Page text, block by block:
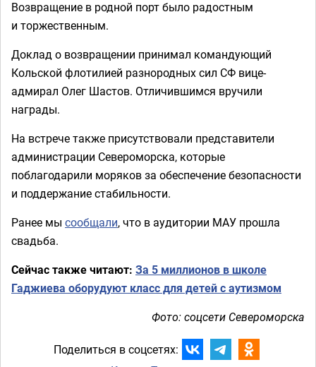
Возвращение в родной порт было радостным
и торжественным.
Доклад о возвращении принимал командующий
Кольской флотилией разнородных сил СФ вице-
адмирал Олег Шастов. Отличившимся вручили
награды.
На встрече также присутствовали представители
администрации Североморска, которые
поблагодарили моряков за обеспечение безопасности
и поддержание стабильности.
Ранее мы сообщали, что в аудитории МАУ прошла
свадьба.
Сейчас также читают: За 5 миллионов в школе
Гаджиева оборудуют класс для детей с аутизмом
Фото: соцсети Североморска
Поделиться в соцсетях: